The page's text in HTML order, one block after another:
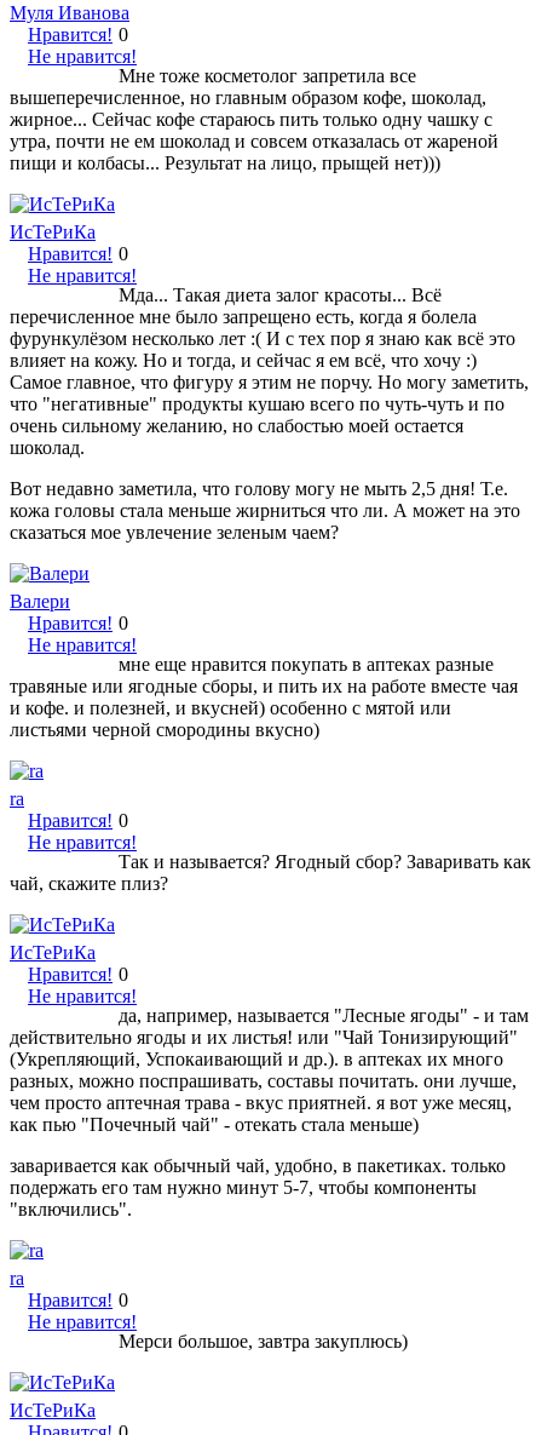
Муля Иванова
Нравится!
Не нравится!
0
Мне тоже косметолог запретила все
вышеперечисленное, но главным образом кофе, шоколад,
жирное... Сейчас кофе стараюсь пить только одну чашку с
утра, почти не ем шоколад и совсем отказалась от жареной
пищи и колбасы... Результат на лицо, прыщей нет)))
ИсТеРиКа
Нравится!
Не нравится!
0
Мда... Такая диета залог красоты... Всё
перечисленное мне было запрещено есть, когда я болела
фурункулёзом несколько лет :( И с тех пор я знаю как всё это
влияет на кожу. Но и тогда, и сейчас я ем всё, что хочу :)
Самое главное, что фигуру я этим не порчу. Но могу заметить,
что "негативные" продукты кушаю всего по чуть-чуть и по
очень сильному желанию, но слабостью моей остается
шоколад.
Вот недавно заметила, что голову могу не мыть 2,5 дня! Т.е.
кожа головы стала меньше жирниться что ли. А может на это
сказаться мое увлечение зеленым чаем?
Валери
Нравится!
Не нравится!
0
мне еще нравится покупать в аптеках разные
травяные или ягодные сборы, и пить их на работе вместе чая
и кофе. и полезней, и вкусней) особенно с мятой или
листьями черной смородины вкусно)
ra
Нравится!
Не нравится!
0
Так и называется? Ягодный сбор? Заваривать как
чай, скажите плиз?
ИсТеРиКа
Нравится!
Не нравится!
0
да, например, называется "Лесные ягоды" - и там
действительно ягоды и их листья! или "Чай Тонизирующий"
(Укрепляющий, Успокаивающий и др.). в аптеках их много
разных, можно поспрашивать, составы почитать. они лучше,
чем просто аптечная трава - вкус приятней. я вот уже месяц,
как пью "Почечный чай" - отекать стала меньше)
заваривается как обычный чай, удобно, в пакетиках. только
подержать его там нужно минут 5-7, чтобы компоненты
"включились".
ra
Нравится!
Не нравится!
0
Мерси большое, завтра закуплюсь)
ИсТеРиКа